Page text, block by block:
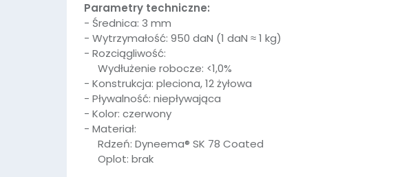
Parametry techniczne:
- Średnica: 3 mm
- Wytrzymałość: 950 daN (1 daN ≈ 1 kg)
- Rozciągliwość:
Wydłużenie robocze: <1,0%
- Konstrukcja: pleciona, 12 żyłowa
- Pływalność: niepływająca
- Kolor: czerwony
- Materiał:
Rdzeń: Dyneema® SK 78 Coated
Oplot: brak